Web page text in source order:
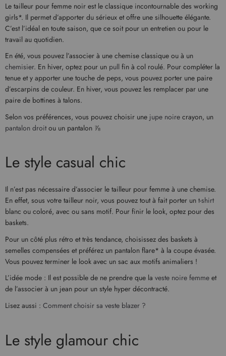
Le tailleur pour femme noir est le classique incontournable des working
girls*. Il permet d’apporter du sérieux et offre une silhouette élégante.
C’est l’idéal en toute saison, que ce soit pour un entretien ou pour le
travail au quotidien.
En été, vous pouvez l’associer à une chemise classique ou à un
chemisier. En hiver, optez pour un pull fin à col roulé. Pour compléter la
tenue et y apporter une touche de peps, vous pouvez porter une paire
d’escarpins de couleur. En hiver, vous pouvez les remplacer par une
paire de bottines à talons.
Selon vos préférences, vous pouvez choisir une jupe noire crayon, un
pantalon droit ou un pantalon ⅞
Le style casual chic
Il n’est pas nécessaire d’associer le tailleur pour femme à une chemise.
En effet, sous votre tailleur noir, vous pouvez tout à fait porter un t-shirt
blanc ou coloré, avec ou sans motif. Pour finir le look, optez pour des
baskets.
Pour un côté plus rétro et très tendance, choisissez des baskets à
semelles compensées et préférez un pantalon flare* à la coupe évasée.
Vous pouvez terminer le look avec un sac aux motifs animaliers !
L’idée mode : Il est possible de ne prendre que la veste noire femme et
de l’associer à un jean pour un style hyper décontracté.
Lisez aussi : Comment choisir sa veste blazer ?
Le style glamour chic